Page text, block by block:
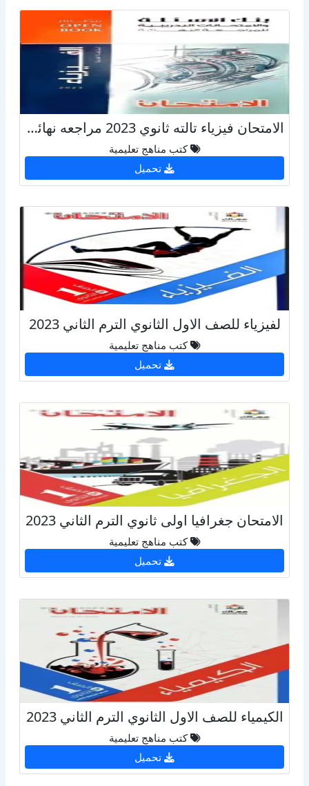
الامتحان فيزياء تالته ثانوي 2023 مراجعه نهائية + الإجابات
كتب مناهج تعليمية
تحميل
لفيزياء للصف الاول الثانوي الترم الثاني 2023
كتب مناهج تعليمية
تحميل
الامتحان جغرافيا اولى ثانوي الترم الثاني 2023
كتب مناهج تعليمية
تحميل
الكيمياء للصف الاول الثانوي الترم الثاني 2023
كتب مناهج تعليمية
تحميل